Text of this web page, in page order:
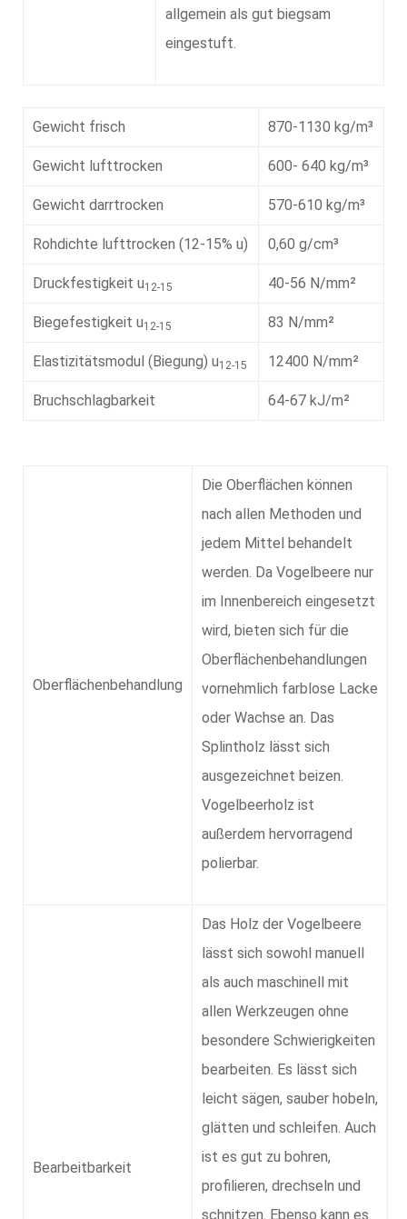
allgemein als gut biegsam
eingestuft.
Gewicht frisch 870-1130 kg/m³
Gewicht lufttrocken 600- 640 kg/m³
Gewicht darrtrocken 570-610 kg/m³
Rohdichte lufttrocken (12-15% u) 0,60 g/cm³
Druckfestigkeit u12-15 40-56 N/mm²
Biegefestigkeit u12-15 83 N/mm²
Elastizitätsmodul (Biegung) u12-15 12400 N/mm²
Bruchschlagbarkeit 64-67 kJ/m²
Oberflächenbehandlung
Die Oberflächen können
nach allen Methoden und
jedem Mittel behandelt
werden. Da Vogelbeere nur
im Innenbereich eingesetzt
wird, bieten sich für die
Oberflächenbehandlungen
vornehmlich farblose Lacke
oder Wachse an. Das
Splintholz lässt sich
ausgezeichnet beizen.
Vogelbeerholz ist
außerdem hervorragend
polierbar.
Bearbeitbarkeit
Das Holz der Vogelbeere
lässt sich sowohl manuell
als auch maschinell mit
allen Werkzeugen ohne
besondere Schwierigkeiten
bearbeiten. Es lässt sich
leicht sägen, sauber hobeln,
glätten und schleifen. Auch
ist es gut zu bohren,
profilieren, drechseln und
schnitzen. Ebenso kann es